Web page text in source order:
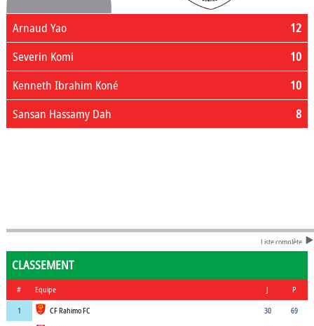
12
Arnaud Yao
10
Severin Komi
10
Kenneth Ibrahim Koné
8
Sansan Hassamy Dah
Liste complète
CLASSEMENT
# Equipe J
P
1
CF Rahimo FC 30
69